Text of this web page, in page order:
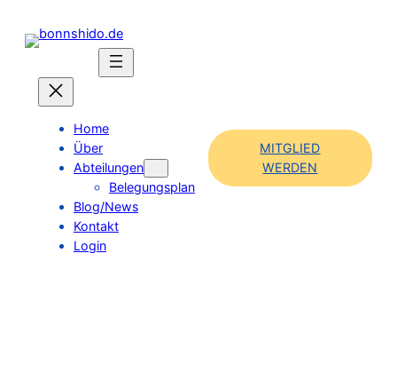
Home
Über
Abteilungen
Belegungsplan
Blog/News
Kontakt
Login
MITGLIED
WERDEN